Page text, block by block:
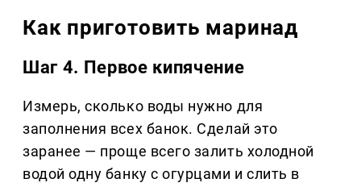
Как приготовить маринад
Шаг 4. Первое кипячение
Измерь, сколько воды нужно для
заполнения всех банок. Сделай это
заранее — проще всего залить холодной
водой одну банку с огурцами и слить в